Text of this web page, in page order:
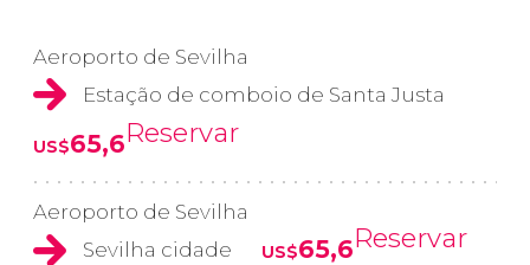
Aeroporto de Sevilha
Estação de comboio de Santa Justa
US$65,6Reservar
Aeroporto de Sevilha
Sevilha cidade
US$65,6Reservar